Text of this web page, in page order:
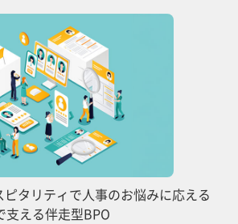
タリティで人事のお悩みに応える
支える伴走型BPO